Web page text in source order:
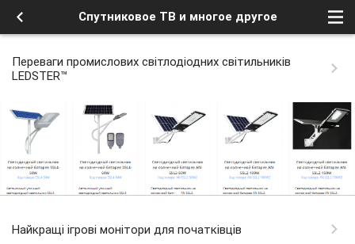
Спутниковое ТВ и многое другое
Переваги промислових світлодіодних світильників
LEDSTER™
Найкращі ігрові монітори для початківців